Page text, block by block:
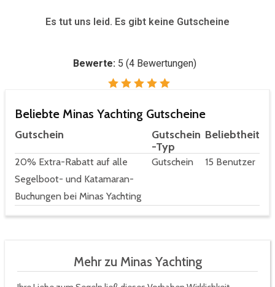
Es tut uns leid. Es gibt keine Gutscheine
Bewerte: 5 (4Bewertungen)
Beliebte Minas Yachting Gutscheine
Gutschein
Gutschein
-Typ
Beliebtheit
20% Extra-Rabatt auf alle
Segelboot- und Katamaran-
Buchungen bei Minas Yachting
Gutschein 15 Benutzer
Mehr zu Minas Yachting